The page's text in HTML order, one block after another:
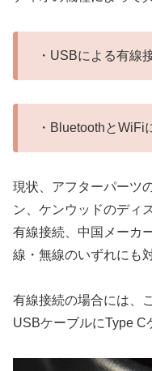
・USBによる有線
・BluetoothとWiFi
現状、アフターパーツ
ン、ケンウッドのディ
有線接続、中国メーカ
線・無線のいずれにも
有線接続の場合には、
USBケーブルにType C